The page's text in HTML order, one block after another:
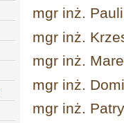
mgr inż.
mgr inż.
mgr inż.
mgr inż.
mgr inż.